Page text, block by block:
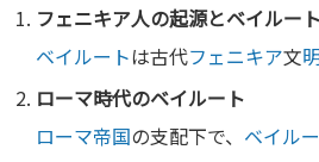
フェニキア人の起源とベイルート
ベイルートは古代フェニキア文
ローマ時代のベイルート
ローマ帝国の支配下で、 ベイル